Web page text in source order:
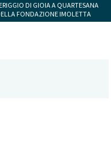
DI GIOIA A QUARTESANA
FONDAZIONE IMOLETTA